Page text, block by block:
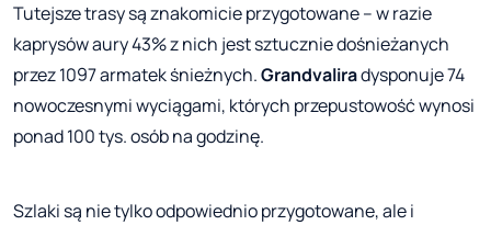
Tutejsze trasy są znakomicie przygotowane – w razie
kaprysów aury 43% z nich jest sztucznie dośnieżanych
przez 1097 armatek śnieżnych.Grandvaliradysponuje 74
nowoczesnymi wyciągami, których przepustowość wynosi
ponad 100 tys. osób na godzinę.
Szlaki są nie tylko odpowiednio przygotowane, ale i